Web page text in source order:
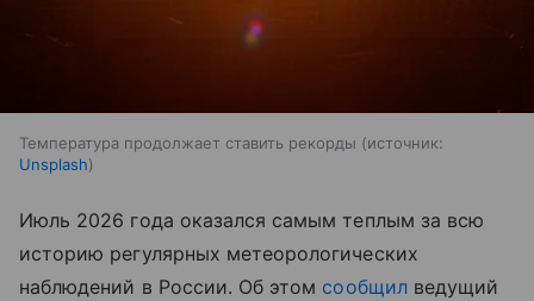
Температура продолжает ставить рекорды
источник:
Unsplash
Июль 2026 года оказался самым теплым за всю
историю регулярных метеорологических
наблюдений в России. Об этом сообщилведущий